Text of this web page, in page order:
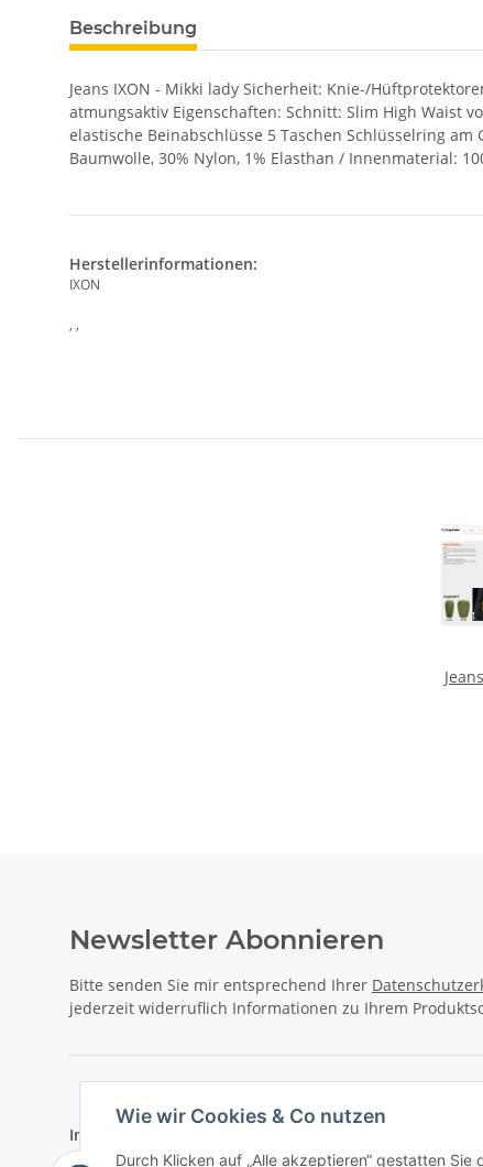
Wie wir Cookies & Co nutzen
Durch Klicken auf „Alle akzeptieren“ gestatten
Beschreibung
Jeans IXON - Mikki lady Sicherheit: Knie-/
atmungsaktiv Eigenschaften: Schnitt: Slim High Waist
elastische Beinabschlüsse 5 Taschen Schlüsselring
Baumwolle, 30% Nylon, 1% Elasthan / Innenmaterial:
Herstellerinformationen:
IXON
, ,
Newsletter Abonnieren
Bitte senden Sie mir entsprechend Ihrer
jederzeit widerruflich Informationen zu Ihrem
Informationen